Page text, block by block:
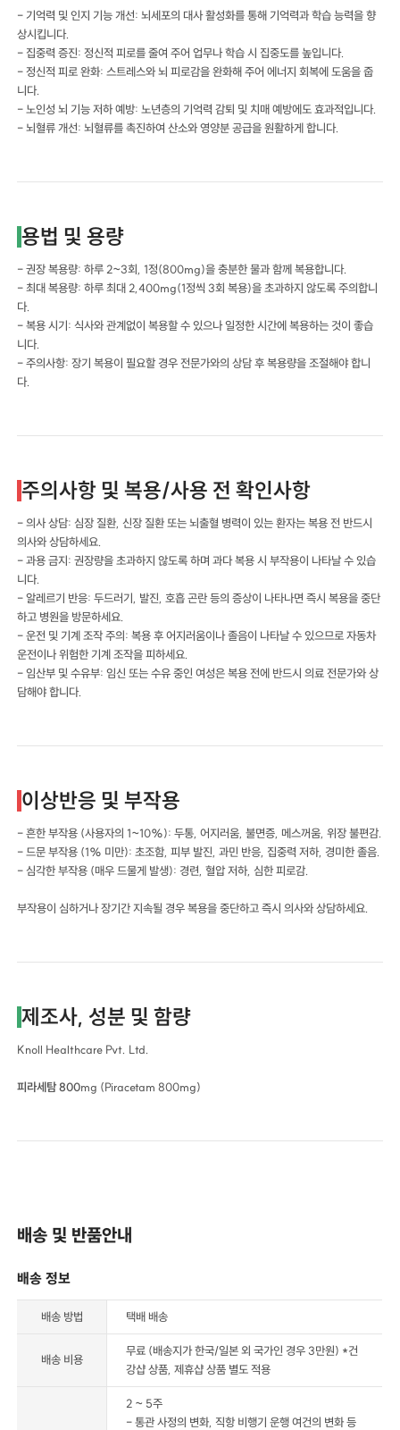
- 기억력 및 인지 기능 개선: 뇌세포의 대사 활성화를 통해 기억력과 학습 능력을 향
상시킵니다.
- 집중력 증진: 정신적 피로를 줄여 주어 업무나 학습 시 집중도를 높입니다.
- 정신적 피로 완화: 스트레스와 뇌 피로감을 완화해 주어 에너지 회복에 도움을 줍
니다.
- 노인성 뇌 기능 저하 예방: 노년층의 기억력 감퇴 및 치매 예방에도 효과적입니다.
- 뇌혈류 개선: 뇌혈류를 촉진하여 산소와 영양분 공급을 원활하게 합니다.
용법 및 용량
- 권장 복용량: 하루 2~3회, 1정(800mg)을 충분한 물과 함께 복용합니다.
- 최대 복용량: 하루 최대 2,400mg(1정씩 3회 복용)을 초과하지 않도록 주의합니
다.
- 복용 시기: 식사와 관계없이 복용할 수 있으나 일정한 시간에 복용하는 것이 좋습
니다.
- 주의사항: 장기 복용이 필요할 경우 전문가와의 상담 후 복용량을 조절해야 합니
다.
주의사항 및 복용/사용 전 확인사항
- 의사 상담: 심장 질환, 신장 질환 또는 뇌출혈 병력이 있는 환자는 복용 전 반드시
의사와 상담하세요.
- 과용 금지: 권장량을 초과하지 않도록 하며 과다 복용 시 부작용이 나타날 수 있습
니다.
- 알레르기 반응: 두드러기, 발진, 호흡 곤란 등의 증상이 나타나면 즉시 복용을 중단
하고 병원을 방문하세요.
- 운전 및 기계 조작 주의: 복용 후 어지러움이나 졸음이 나타날 수 있으므로 자동차
운전이나 위험한 기계 조작을 피하세요.
- 임산부 및 수유부: 임신 또는 수유 중인 여성은 복용 전에 반드시 의료 전문가와 상
담해야 합니다.
이상반응 및 부작용
- 흔한 부작용 (사용자의 1~10%): 두통, 어지러움, 불면증, 메스꺼움, 위장 불편감.
- 드문 부작용 (1% 미만): 초조함, 피부 발진, 과민 반응, 집중력 저하, 경미한 졸음.
- 심각한 부작용 (매우 드물게 발생): 경련, 혈압 저하, 심한 피로감.
부작용이 심하거나 장기간 지속될 경우 복용을 중단하고 즉시 의사와 상담하세요.
제조사, 성분 및 함량
Knoll Healthcare Pvt. Ltd.
피라세탐 800mg (Piracetam 800mg)
배송 및 반품안내
배송 정보
배송 방법 택배 배송
배송 비용
무료 (배송지가 한국/일본 외 국가인 경우 3만원) *건
강샵 상품, 제휴샵 상품 별도 적용
2 ~ 5주
- 통관 사정의 변화, 직항 비행기 운행 여건의 변화 등